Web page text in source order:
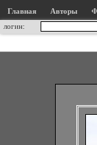
Главная Авторы
логин: